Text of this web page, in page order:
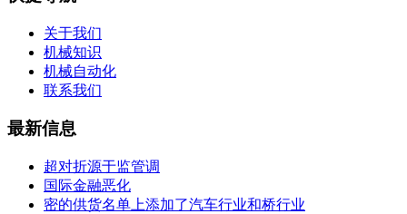
关于我们
机械知识
机械自动化
联系我们
最新信息
超对折源于监管调
国际金融恶化
密的供货名单上添加了汽车行业和桥行业